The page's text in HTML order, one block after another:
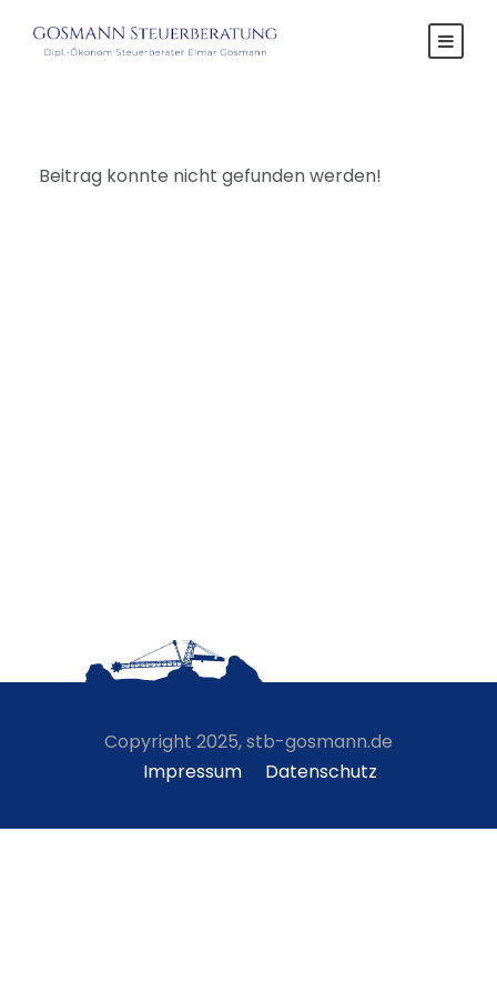
Beitrag konnte nicht gefunden werden!
Copyright 2025, stb-gosmann.de
Impressum
Datenschutz